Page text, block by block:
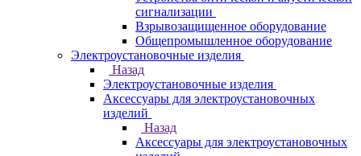
сигнализации
Взрывозащищенное оборудование
Общепромышленное оборудование
Электроустановочные изделия
Назад
Электроустановочные изделия
Аксессуары для электроустановочных
изделий
Назад
Аксессуары для электроустановочных